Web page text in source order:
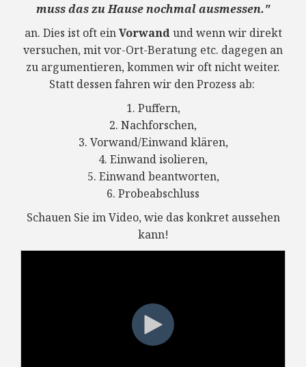
muss das zu Hause nochmal ausmessen."
an. Dies ist oft einVorwandund wenn wir direkt
versuchen, mit vor-Ort-Beratung etc. dagegen an
zu argumentieren, kommen wir oft nicht weiter.
Statt dessen fahren wir den Prozess ab:
1. Puffern,
2. Nachforschen,
3. Vorwand/Einwand klären,
4. Einwand isolieren,
5. Einwand beantworten,
6. Probeabschluss
Schauen Sie im Video, wie das konkret aussehen
kann!